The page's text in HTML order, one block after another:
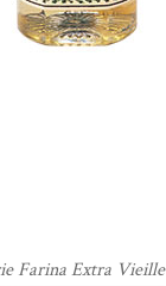
Farina Extra Vieille